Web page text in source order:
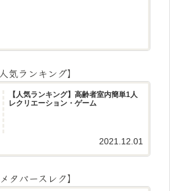
人気ランキング】
【人気ランキング】高齢者室内簡単1人
レクリエーション・ゲーム
2021.12.01
メタバースレク】